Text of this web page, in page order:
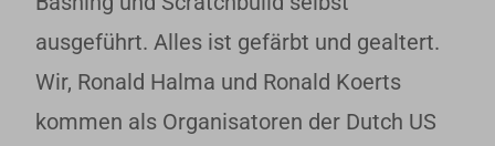
ausgeführt. Alles ist gefärbt und gealtert.
Wir, Ronald Halma und Ronald Koerts
kommen als Organisatoren der Dutch US